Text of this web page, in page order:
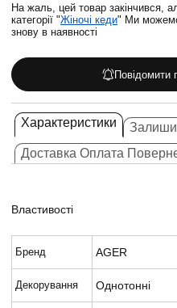
На жаль, цей товар закінчився,
категорії "Жіночі кеди" Ми
знову в наявності
Повідомити
Характеристики
Доставка Оплата
Властивості
Бренд AGER
Декорування Однотонні